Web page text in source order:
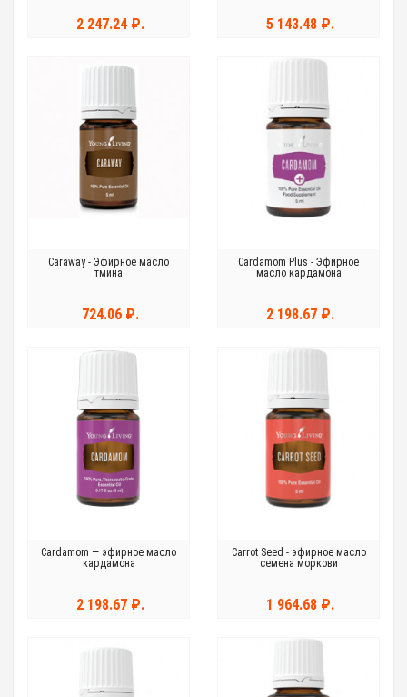
2 247.24 ₽. 5 143.48 ₽.
Caraway - Эфирное масло
тмина
724.06 ₽.
Cardamom Plus - Эфирное
масло кардамона
2 198.67 ₽.
Cardamom — эфирное масло
кардамона
2 198.67 ₽.
Carrot Seed - эфирное масло
семена моркови
1 964.68 ₽.